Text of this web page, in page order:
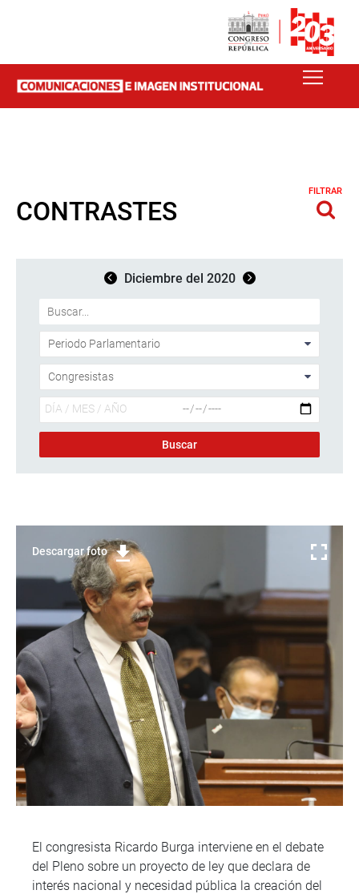
CONTRASTES
FILTRAR
Diciembre del 2020
Descargar foto
El congresista Ricardo Burga interviene en el debate
del Pleno sobre un proyecto de ley que declara de
interés nacional y necesidad pública la creación del